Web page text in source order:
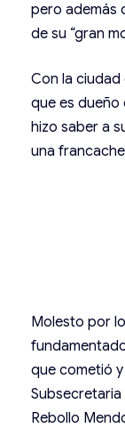
pero además
de su “gran
Con la ciudad
que es dueño
hizo saber a
una
Molesto por
que cometió
Rebollo